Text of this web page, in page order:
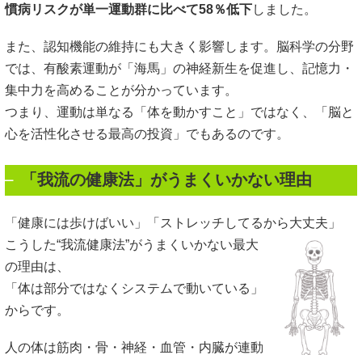
慣病リスクが単一運動群に比べて58％低下しました。
また、認知機能の維持にも大きく影響します。脳科学の分野
では、有酸素運動が「海馬」の神経新生を促進し、記憶力・
集中力を高めることが分かっています。
つまり、運動は単なる「体を動かすこと」ではなく、「脳と
心を活性化させる最高の投資」でもあるのです。
「我流の健康法」がうまくいかない理由
「健康には歩けばいい」「ストレッチしてるから大丈夫」
こうした“我流健康法”がうまくいかない最大
の理由は、
「体は部分ではなくシステムで動いている」
からです。
人の体は筋肉・骨・神経・血管・内臓が連動